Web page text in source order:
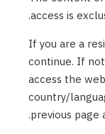
Omnipod
Insulin
System -
access is
If you are a
continue. If
access the
country/
previous page